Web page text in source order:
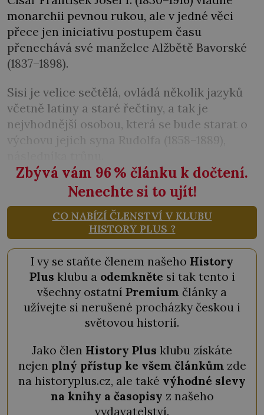
monarchii pevnou rukou, ale v jedné věci
přece jen iniciativu postupem času
přenechává své manželce Alžbětě Bavorské
(1837–1898).
Sisi je velice sečtělá, ovládá několik jazyků
včetně latiny a staré řečtiny, a tak je
nejvhodnější osobou, která se bude starat o
výchovu jejich syna Rudolfa (1858–1889),
Zbývá vám 96% článku k dočtení.
Nenechte si to ujít!
CO NABÍZÍ ČLENSTVÍ V KLUBU
HISTORY PLUS ?
I vy se staňte členem našeho History
Plus klubu a odemkněte si tak tento i
všechny ostatní Premium články a
užívejte si nerušené procházky českou i
světovou historií.
Jako člen History Plus klubu získáte
nejen plný přístup ke všem článkům zde
na historyplus.cz, ale také výhodné slevy
na knihy a časopisy z našeho
vydavatelství.